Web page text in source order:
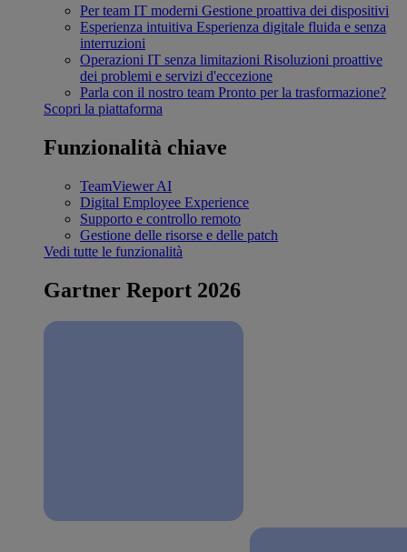
Per team IT moderni Gestione proattiva dei dispositivi
Esperienza intuitiva Esperienza digitale fluida e senza
interruzioni
Operazioni IT senza limitazioni Risoluzioni proattive
dei problemi e servizi d'eccezione
Parla con il nostro team Pronto per la trasformazione?
Scopri la piattaforma
Funzionalità chiave
TeamViewer AI
Digital Employee Experience
Supporto e controllo remoto
Gestione delle risorse e delle patch
Vedi tutte le funzionalità
Gartner Report 2026